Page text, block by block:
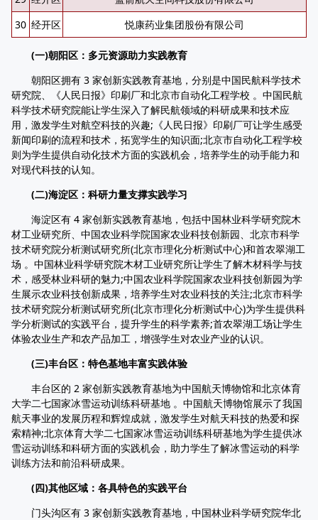
30 经开区 悦康药业集团股份有限公司
(一)朝阳区：多元资源助力实践教育
朝阳区拥有 3 家创新实践教育基地，分别是中国民航科学技术
研究院、《人民日报》印刷厂和北京市自动化工程学校 。中国民航
科学技术研究院能让学生深入了解民航领域的科研成果和技术应
用，激发学生对航空科技的兴趣;《人民日报》印刷厂可让学生感受
新闻印刷的流程和技术，拓宽学生的知识面;北京市自动化工程学校
则为学生提供自动化技术方面的实践机会，培养学生的动手能力和
对现代科技的认知。
(二)海淀区：科研力量支撑实践学习
海淀区有 4 家创新实践教育基地，包括中国林业科学研究院木
材工业研究所、中国农业科学院国家农业科技创新园、北京市科学
技术研究院分析测试研究所(北京市理化分析测试中心)和首农翠湖工
场 。中国林业科学研究院木材工业研究所让学生了解木材科学与技
术，感受林业科研的魅力;中国农业科学院国家农业科技创新园为学
生展示农业科技创新成果，培养学生对农业科技的关注;北京市科学
技术研究院分析测试研究所(北京市理化分析测试中心)为学生提供科
学分析测试的实践平台，提升学生的科学素养;首农翠湖工场让学生
体验农业生产和农产品加工，增强学生对农业产业的认识。
(三)丰台区：特色基地丰富实践体验
丰台区的 2 家创新实践教育基地为中国航天博物馆和北京体育
大学二七国家冰雪运动训练科研基地 。中国航天博物馆展示了我国
航天事业的发展历程和辉煌成就，激发学生对航天科技的热爱和探
索精神;北京体育大学二七国家冰雪运动训练科研基地为学生提供冰
雪运动训练和科研方面的实践机会，助力学生了解冰雪运动的科学
训练方法和前沿科研成果。
(四)其他区域：各具特色的实践平台
门头沟区有 3 家创新实践教育基地，中国林业科学研究院华北